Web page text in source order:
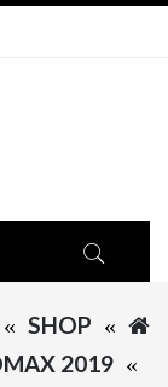
SHOP
2019